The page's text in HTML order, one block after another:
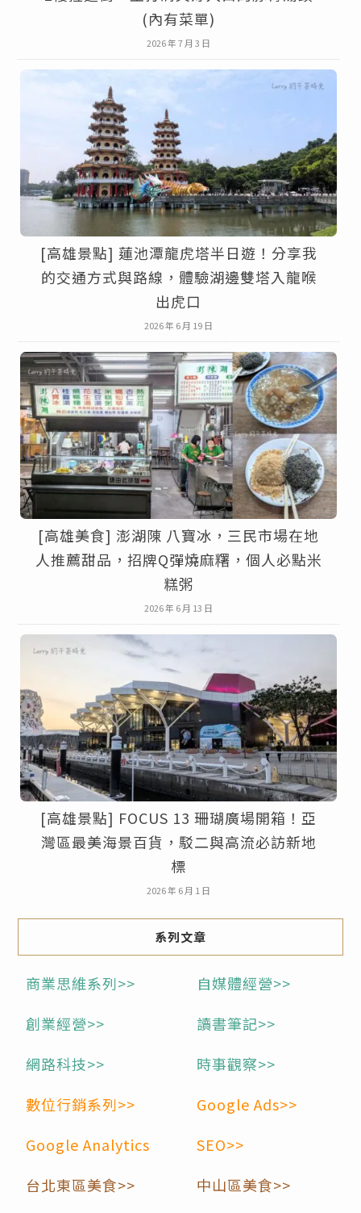
(內有菜單)
2026 年 7 月 3 日
[高雄景點] 蓮池潭龍虎塔半日遊！分享我
的交通方式與路線，體驗湖邊雙塔入龍喉
出虎口
2026 年 6 月 19 日
[高雄美食] 澎湖陳 八寶冰，三民市場在地
人推薦甜品，招牌Q彈燒麻糬，個人必點米
糕粥
2026 年 6 月 13 日
[高雄景點] FOCUS 13 珊瑚廣場開箱！亞
灣區最美海景百貨，駁二與高流必訪新地
標
2026 年 6 月 1 日
系列文章
商業思維系列>>
自媒體經營>>
創業經營>>
讀書筆記>>
網路科技>>
時事觀察>>
數位行銷系列>>
Google Ads>>
Google Analytics
SEO>>
台北東區美食>>
中山區美食>>